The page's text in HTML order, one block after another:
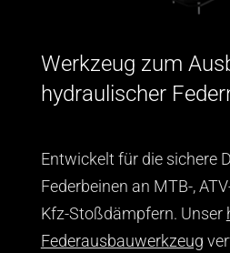
Werkzeug zum
hydraulischer
Entwickelt für die sichere
Federbeinen an MTB-,
Kfz-Stoßdämpfern. Unser
Federausbauwerkzeug